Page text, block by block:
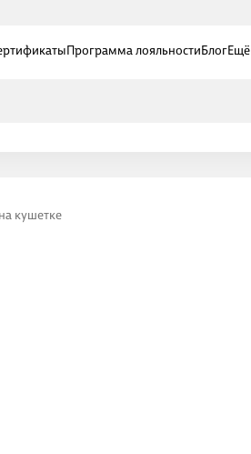
Программа лояльностиБлогЕщё
кушетке